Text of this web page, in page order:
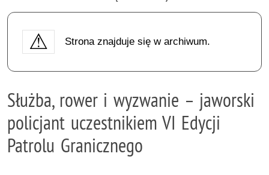
Strona znajduje się w archiwum.
Służba, rower i wyzwanie – jaworski
policjant uczestnikiem VI Edycji
Patrolu Granicznego